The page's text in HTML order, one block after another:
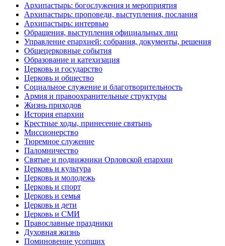
Архипастырь: богослужения и мероприятия
Архипастырь: проповеди, выступления, послания
Архипастырь: интервью
Обращения, выступления официальных лиц
Управление епархией: собрания, документы, решения
Общецерковные события
Образование и катехизация
Церковь и государство
Церковь и общество
Социальное служение и благотворительность
Армия и правоохранительные структуры
Жизнь приходов
История епархии
Крестные ходы, принесение святынь
Миссионерство
Тюремное служение
Паломничество
Святые и подвижники Орловской епархии
Церковь и культура
Церковь и молодежь
Церковь и спорт
Церковь и семья
Церковь и дети
Церковь и СМИ
Православные праздники
Духовная жизнь
Поминовение усопших